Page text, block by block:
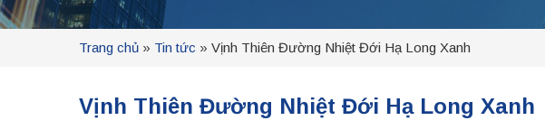
Trang chủ » Tin tức » Vịnh Thiên Đường Nhiệt Đới Hạ Long Xanh
Vịnh Thiên Đường Nhiệt Đới Hạ Long Xanh